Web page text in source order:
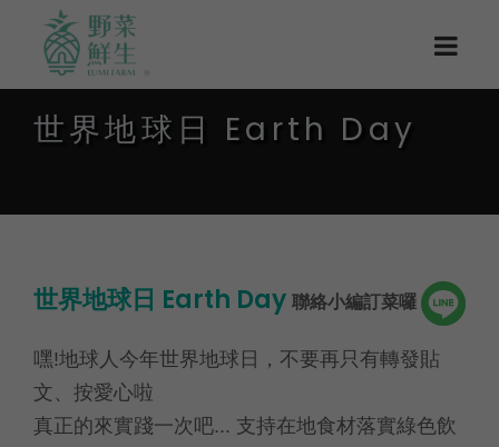
世界地球日 Earth Day
世界地球日 Earth Day 聯絡小編訂菜囉
嘿!地球人今年世界地球日，不要再只有轉發貼
文、按愛心啦
真正的來實踐一次吧... 支持在地食材落實綠色飲